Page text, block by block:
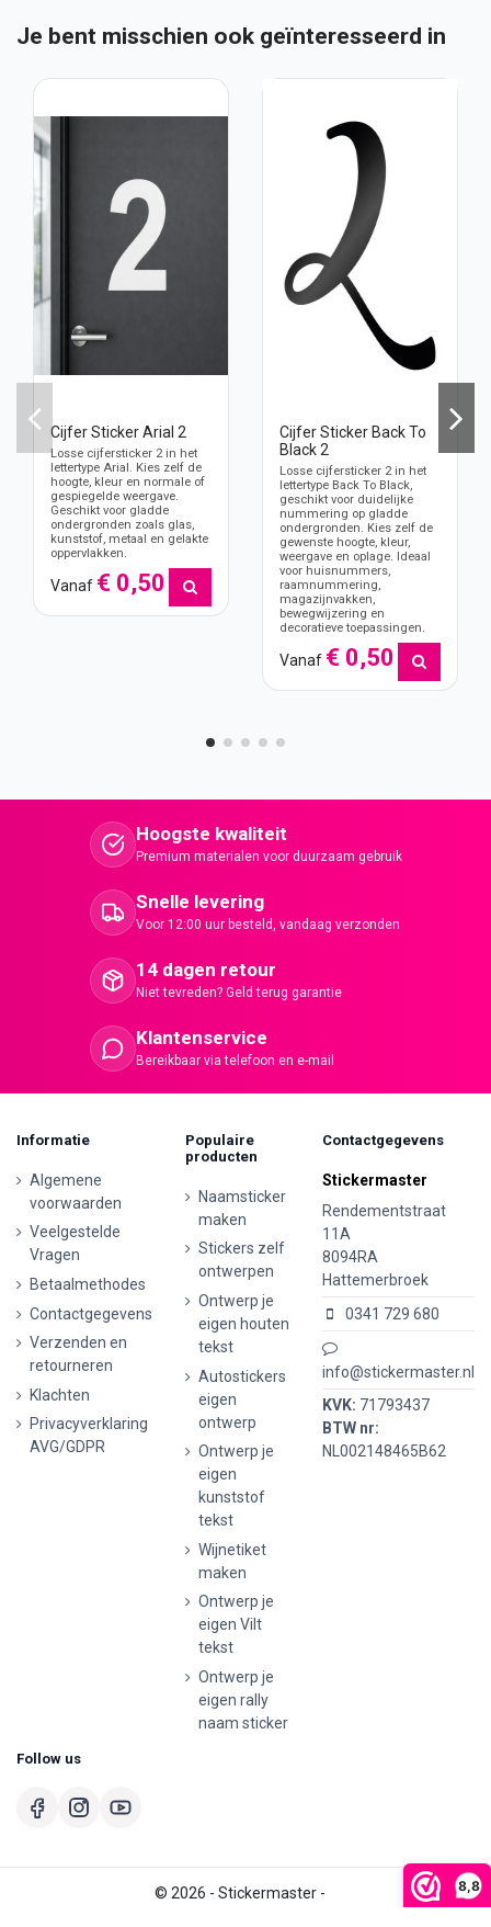
8,8
Je bent misschien ook geïnteresseerd in
Cijfer Sticker Arial 2
Losse cijfersticker 2 in het
lettertype Arial. Kies zelf de
hoogte, kleur en normale of
gespiegelde weergave.
Geschikt voor gladde
ondergronden zoals glas,
kunststof, metaal en gelakte
oppervlakken.
Vanaf € 0,50
Cijfer Sticker Back To
Black 2
Losse cijfersticker 2 in het
lettertype Back To Black,
geschikt voor duidelijke
nummering op gladde
ondergronden. Kies zelf de
gewenste hoogte, kleur,
weergave en oplage. Ideaal
voor huisnummers,
raamnummering,
magazijnvakken,
bewegwijzering en
decoratieve toepassingen.
Vanaf € 0,50
Hoogste kwaliteit
Premium materialen voor duurzaam gebruik
Snelle levering
Voor 12:00 uur besteld, vandaag verzonden
14 dagen retour
Niet tevreden? Geld terug garantie
Klantenservice
Bereikbaar via telefoon en e-mail
Informatie
Algemene
voorwaarden
Veelgestelde
Vragen
Betaalmethodes
Contactgegevens
Verzenden en
retourneren
Klachten
Privacyverklaring
AVG/GDPR
Populaire
producten
Naamsticker
maken
Stickers zelf
ontwerpen
Ontwerp je
eigen houten
tekst
Autostickers
eigen
ontwerp
Ontwerp je
eigen
kunststof
tekst
Wijnetiket
maken
Ontwerp je
eigen Vilt
tekst
Ontwerp je
eigen rally
naam sticker
Contactgegevens
Stickermaster
Rendementstraat
11A
8094RA
Hattemerbroek
0341 729 680
info@stickermaster.nl
KVK: 71793437
BTW nr:
NL002148465B62
Follow us
© 2026 - Stickermaster -